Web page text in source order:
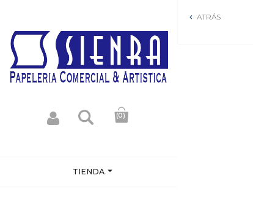
(0)
TIENDA 
 ATRÁS